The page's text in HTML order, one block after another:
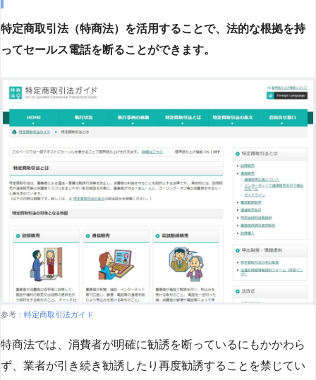
特定商取引法（特商法）を活用することで、法的な根拠を持
ってセールス電話を断ることができます。
参考： 特定商取引法ガイド
特商法では、消費者が明確に勧誘を断っているにもかかわら
ず、業者が引き続き勧誘したり再度勧誘することを禁じてい